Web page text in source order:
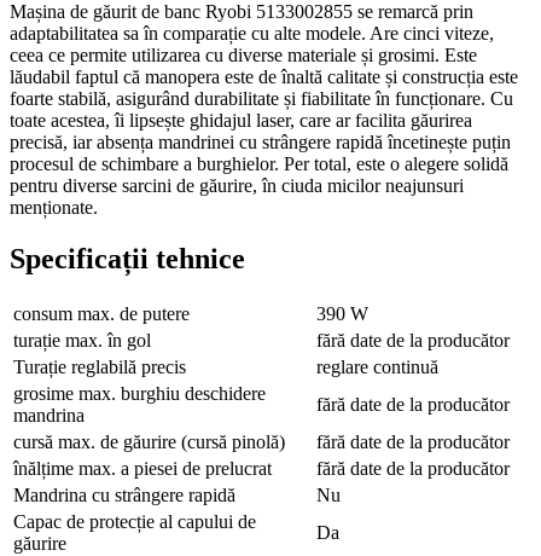
Mașina de găurit de banc Ryobi 5133002855 se remarcă prin
adaptabilitatea sa în comparație cu alte modele. Are cinci viteze,
ceea ce permite utilizarea cu diverse materiale și grosimi. Este
lăudabil faptul că manopera este de înaltă calitate și construcția este
foarte stabilă, asigurând durabilitate și fiabilitate în funcționare. Cu
toate acestea, îi lipsește ghidajul laser, care ar facilita găurirea
precisă, iar absența mandrinei cu strângere rapidă încetinește puțin
procesul de schimbare a burghielor. Per total, este o alegere solidă
pentru diverse sarcini de găurire, în ciuda micilor neajunsuri
menționate.
Specificații tehnice
consum max. de putere
390 W
turație max. în gol
fără date de la producător
Turație reglabilă precis
reglare continuă
grosime max. burghiu deschidere
mandrina
fără date de la producător
cursă max. de găurire (cursă pinolă)
fără date de la producător
înălțime max. a piesei de prelucrat
fără date de la producător
Mandrina cu strângere rapidă
Nu
Capac de protecție al capului de
găurire
Da